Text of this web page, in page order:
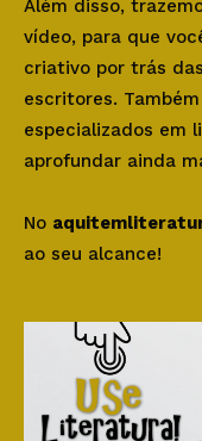
Além disso,
vídeo, para que
criativo por trás
escritores.
especializados em
aprofundar ainda
No
ao seu alcance!